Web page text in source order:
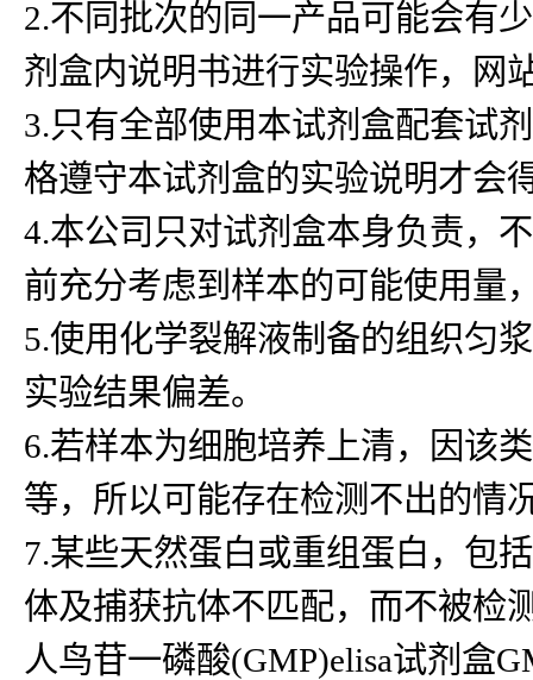
2.不同批次的同一产品可能会有
剂盒内说明书进行实验操作，网
3.只有全部使用本试剂盒配套试
格遵守本试剂盒的实验说明才会
4.本公司只对试剂盒本身负责，
前充分考虑到样本的可能使用量
5.使用化学裂解液制备的组织匀
实验结果偏差。
6.若样本为细胞培养上清，因该
等，所以可能存在检测不出的情
7.某些天然蛋白或重组蛋白，包
体及捕获抗体不匹配，而不被检
人鸟苷一磷酸(GMP)elisa试剂盒